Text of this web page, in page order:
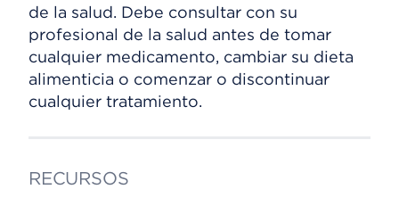
de la salud. Debe consultar con su
profesional de la salud antes de tomar
cualquier medicamento, cambiar su dieta
alimenticia o comenzar o discontinuar
cualquier tratamiento.
RECURSOS